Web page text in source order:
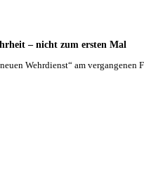
– nicht zum ersten Mal
Wehrdienst“ am